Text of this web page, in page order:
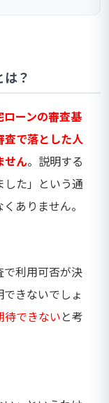
？
ーンの審査基
査で落とした人
せん。説明する
した」という通
ありません。
で利用可否が決
きないでしょ
待できないと考